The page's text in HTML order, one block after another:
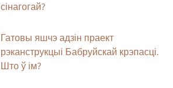
сінагогай?
Гатовы яшчэ адзін праект
рэканструкцыі Бабруйскай крэпасці.
Што ў ім?